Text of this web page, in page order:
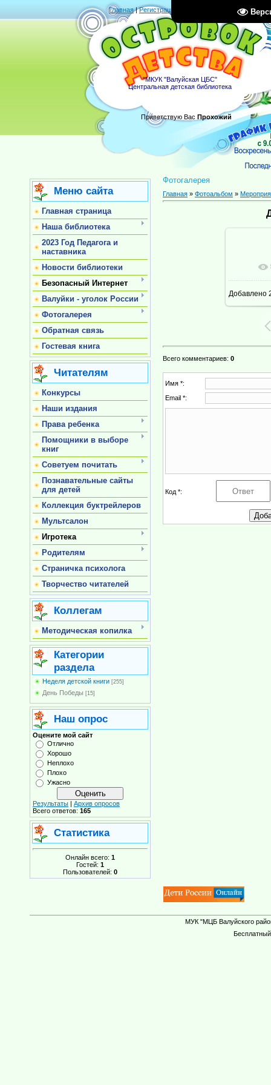
Главная|Регистрация
"МКУК "Валуйская ЦБС"
Центральная детская библиотека
Приветствую Вас Прохожий
Меню сайта
Главная страница
Наша библиотека
2023 Год Педагога и
наставника
Новости библиотеки
Безопасный Интернет
Валуйки - уголок России
Фотогалерея
Обратная связь
Гостевая книга
Читателям
Конкурсы
Наши издания
Права ребенка
Помощники в выборе
книг
Советуем почитать
Познавательные сайты
для детей
Коллекция буктрейлеров
Мультсалон
Игротека
Родителям
Страничка психолога
Творчество читателей
Коллегам
Методическая копилка
Категории
раздела
Неделя детской книги [255]
День Победы [15]
Наш опрос
Оцените мой сайт
Отлично
Хорошо
Неплохо
Плохо
Ужасно
Результаты | Архив опросов
Всего ответов: 165
Статистика
Онлайн всего: 1
Гостей: 1
Пользователей: 0
Фотогалерея
Главная » Фотоальбом »
В
Добавлено
Всего комментариев: 0
Имя *:
Email *:
Код *:
МУК "МЦБ Валуйского